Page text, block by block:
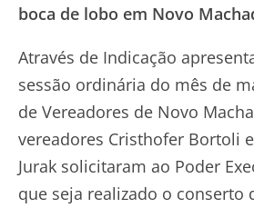
boca de lobo em Novo
Através de Indicação
sessão ordinária do mês de
de Vereadores de Novo
vereadores Cristhofer Bortoli
Jurak solicitaram ao Poder
que seja realizado o conserto